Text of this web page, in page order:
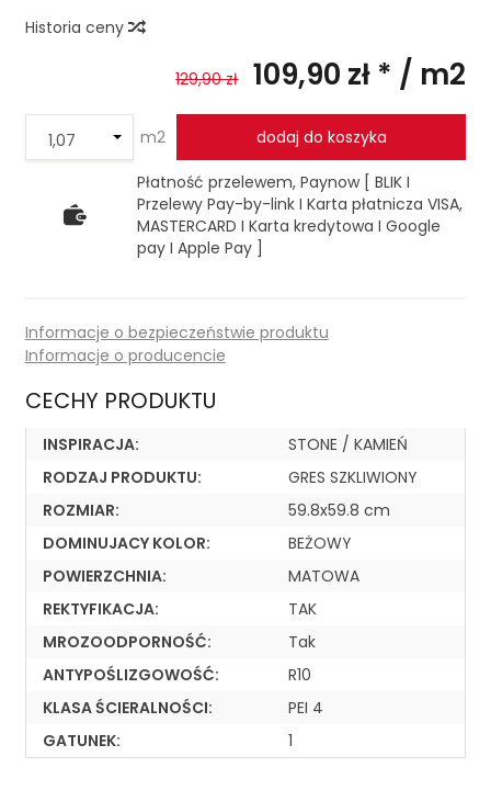
Historia ceny
129,90 zł 109,90 zł * / m2
m2 dodaj do koszyka
Płatność przelewem, Paynow [ BLIK I
Przelewy Pay-by-link I Karta płatnicza VISA,
MASTERCARD I Karta kredytowa I Google
pay I Apple Pay ]
Informacje o bezpieczeństwie produktu
Informacje o producencie
CECHY PRODUKTU
INSPIRACJA:
STONE / KAMIEŃ
RODZAJ PRODUKTU:
GRES SZKLIWIONY
ROZMIAR:
59.8x59.8 cm
DOMINUJACY KOLOR:
BEŻOWY
POWIERZCHNIA:
MATOWA
REKTYFIKACJA:
TAK
MROZOODPORNOŚĆ:
Tak
ANTYPOŚLIZGOWOŚĆ:
R10
KLASA ŚCIERALNOŚCI:
PEI 4
GATUNEK:
1